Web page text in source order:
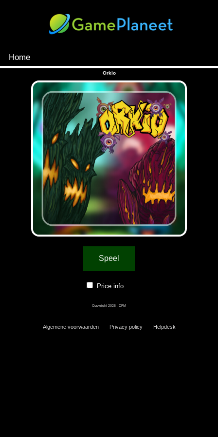
Home
Orkio
Speel
Price info
Copyright 2026 - CFM
Algemene voorwaarden Privacy policy Helpdesk